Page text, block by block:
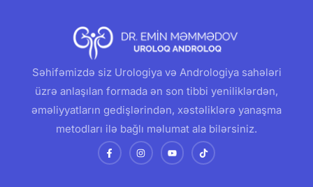
Səhifəmizdə siz Urologiya və Andrologiya sahələri
üzrə anlaşılan formada ən son tibbi yeniliklərdən,
əməliyyatların gedişlərindən, xəstəliklərə yanaşma
metodları ilə bağlı məlumat ala bilərsiniz.